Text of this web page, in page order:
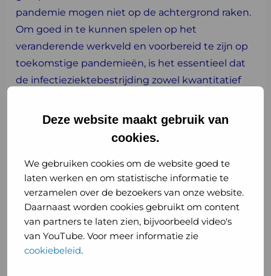
Deze website maakt gebruik van
cookies.
We gebruiken cookies om de website goed te
laten werken en om statistische informatie te
verzamelen over de bezoekers van onze website.
Daarnaast worden cookies gebruikt om content
van partners te laten zien, bijvoorbeeld video's
van YouTube. Voor meer informatie zie
cookiebeleid.
pandemie mogen niet op de achtergrond raken.
Om goed in te kunnen spelen op het
veranderende werkveld en voorbereid te zijn op
toekomstige pandemieën, is het essentieel dat
de infectieziektebestrijding zowel kwantitatief
blij dat er nu structurele middelen zijn voor
pandemische paraatheid. En een betere
van cruciaal belang voor de publieke
gezondheid.
GGD GHOR Nederland zet in op de volgende drie
speerpunten:
Versterking van capaciteit en kwaliteit van